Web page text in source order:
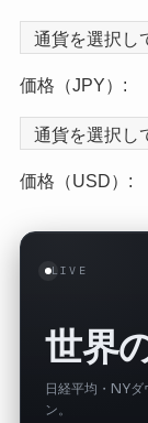
価格（JPY）:
価格（USD）:
LIVE
世界
日経平均・NYダ
ン。